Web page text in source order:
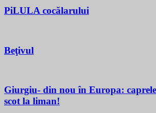
PiLULA cocălarului
Beţivul
Giurgiu- din nou în Europa:
scot la liman!